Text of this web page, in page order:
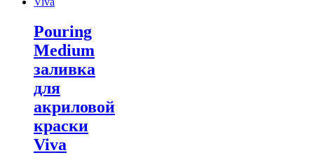
Pouring
Medium
заливка
для
акриловой
краски
Viva